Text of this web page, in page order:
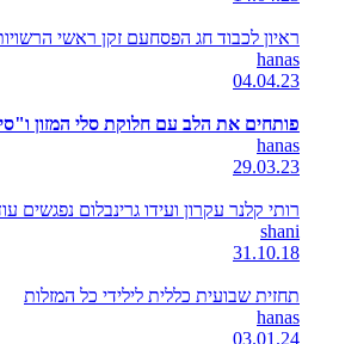
ראיון לכבוד חג הפסחעם זקן ראשי
hanas
04.04.23
פותחים את הלב עם חלוקת סלי המזון
hanas
29.03.23
רותי קלנר עקרון ועידו גרינבלום נפגשים
shani
31.10.18
תחזית שבועית כללית לילידי כל המזלות
hanas
03.01.24